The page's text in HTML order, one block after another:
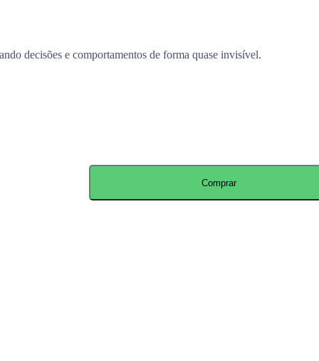
decisões e comportamentos de forma quase invisível.
Comprar